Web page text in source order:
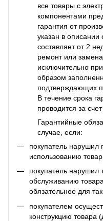
все товары с
компонентами
гарантия от
указан в описании
составляет от 2
ремонт или
исключительно
образом
подтверждающих
В течение срока
проводится за
Гарантийные
случае, если:
покупатель
использованию
покупатель нарушил
обслуживанию
обязательное для
покупателем
конструкцию товара